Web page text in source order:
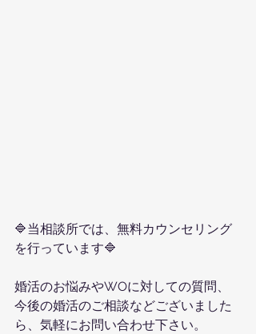
🔷当相談所では、無料カウンセリング
を行っています🔷
婚活のお悩みやWOに対しての質問、
今後の婚活のご相談などございました
ら、気軽にお問い合わせ下さい。